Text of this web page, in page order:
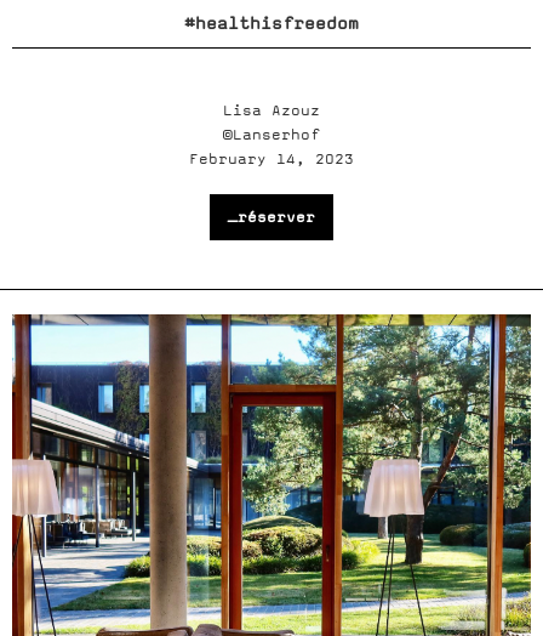
#healthisfreedom
Lisa Azouz
©Lanserhof
February 14, 2023
_réserver